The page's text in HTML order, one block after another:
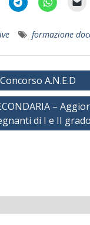
formazione
Concorso A.N.E.D
–
di I e II grado